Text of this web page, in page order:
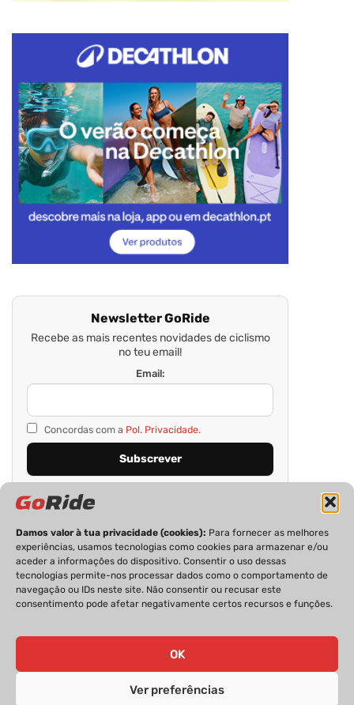
Damos valor à tua privacidade (cookies): Para fornecer as melhores
experiências, usamos tecnologias como cookies para armazenar e/ou
aceder a informações do dispositivo. Consentir o uso dessas
tecnologias permite-nos processar dados como o comportamento de
navegação ou IDs neste site. Não consentir ou recusar este
consentimento pode afetar negativamente certos recursos e funções.
OK
Ver preferências
Newsletter GoRide
Recebe as mais recentes novidades de ciclismo
no teu email!
Email:
Concordas com a Pol. Privacidade.
PRIVACIDADE FICHA TÉCNICA
ESTATUTO EDITORIAL